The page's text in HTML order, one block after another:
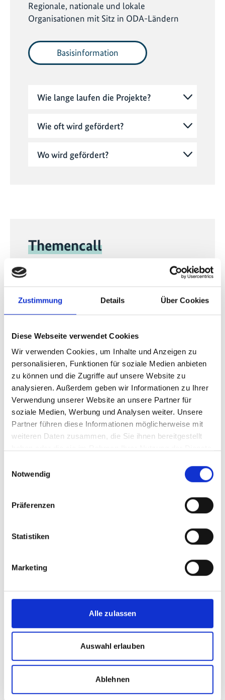
Zustimmung Details Über Cookies
Diese Webseite verwendet Cookies
Wir verwenden Cookies, um Inhalte und Anzeigen zu
personalisieren, Funktionen für soziale Medien anbieten
zu können und die Zugriffe auf unsere Website zu
analysieren. Außerdem geben wir Informationen zu Ihrer
Verwendung unserer Website an unsere Partner für
soziale Medien, Werbung und Analysen weiter. Unsere
Partner führen diese Informationen möglicherweise mit
weiteren Daten zusammen, die Sie ihnen bereitgestellt
Notwendig
Präferenzen
Statistiken
Marketing
Alle zulassen
Auswahl erlauben
Ablehnen
Regionale, nationale und lokale
Organisationen mit Sitz in ODA-Ländern
Basisinformation
Wie lange laufen die Projekte?
Wie oft wird gefördert?
Wo wird gefördert?
Themencall
Wie hoch ist die Förderung?
Themenschwerpunkt)
Wer wird gefördert?
Mehrere Organisationen und/oder
Unternehmen in einem Konsortium.
Detaillierte Informationen finden sich in den
Auswahlkriterien.
Basisinformation
Ländercall
Ländercall Kolumbien 2024 geschlossen
Wie hoch ist die Förderung?